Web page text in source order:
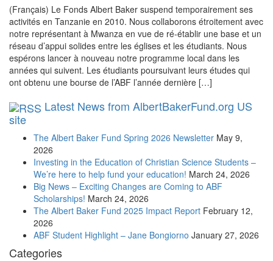
(Français) Le Fonds Albert Baker suspend temporairement ses
activités en Tanzanie en 2010. Nous collaborons étroitement avec
notre représentant à Mwanza en vue de ré-établir une base et un
réseau d’appui solides entre les églises et les étudiants. Nous
espérons lancer à nouveau notre programme local dans les
années qui suivent. Les étudiants poursuivant leurs études qui
ont obtenu une bourse de l’ABF l’année dernière […]
Latest News from AlbertBakerFund.org US
site
The Albert Baker Fund Spring 2026 Newsletter May 9,
2026
Investing in the Education of Christian Science Students –
We’re here to help fund your education! March 24, 2026
Big News – Exciting Changes are Coming to ABF
Scholarships! March 24, 2026
The Albert Baker Fund 2025 Impact Report February 12,
2026
ABF Student Highlight – Jane Bongiorno January 27, 2026
Categories